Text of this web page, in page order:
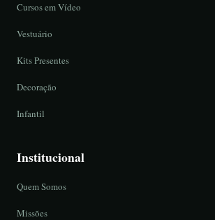
Cursos em Vídeo
Vestuário
Kits Presentes
Decoração
Infantil
Institucional
Quem Somos
Missões